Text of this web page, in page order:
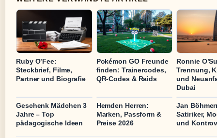
Ruby O’Fee:
Steckbrief, Filme,
Partner und Biografie
Pokémon GO Freunde
finden: Trainercodes,
QR-Codes & Raids
Ronnie
Trennung,
und
Dubai
Geschenk Mädchen 3
Jahre – Top
pädagogische Ideen
Hemden Herren:
Marken, Passform &
Preise 2026
Jan
Satiriker,
und